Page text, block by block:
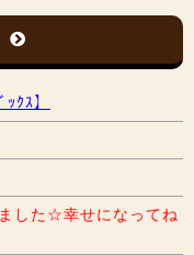
ｸｽ】
した☆幸せになってね